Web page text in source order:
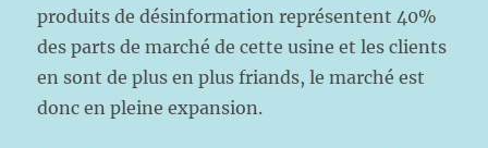
produits de désinformation représentent 40%
des parts de marché de cette usine et les clients
en sont de plus en plus friands, le marché est
donc en pleine expansion.